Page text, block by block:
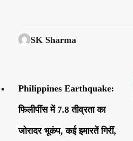
SK Sharma
Philippines Earthquake:
फिलीपींस में 7.8 तीव्रता का
जोरादर भूकंप, कई इमारतें गिरीं,